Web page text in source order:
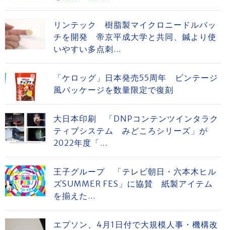
リンテック 樹脂製マイクロニードルパッ
チを開発 帝京平成大学と共同、鍼より使
いやすい多点刺...
「ケロッグ」日本発売55周年 ビンテージ
風パッケージを数量限定で復刻
大日本印刷 「DNPコンテンツインタラク
ティブシステム みどころシリーズ」が
2022年度「...
王子グループ 「テレビ朝日・六本木ヒル
ズSUMMER FES」に協賛 紙製アイテム
を揃えた...
エプソン、4月1日付で大規模人事・機構改